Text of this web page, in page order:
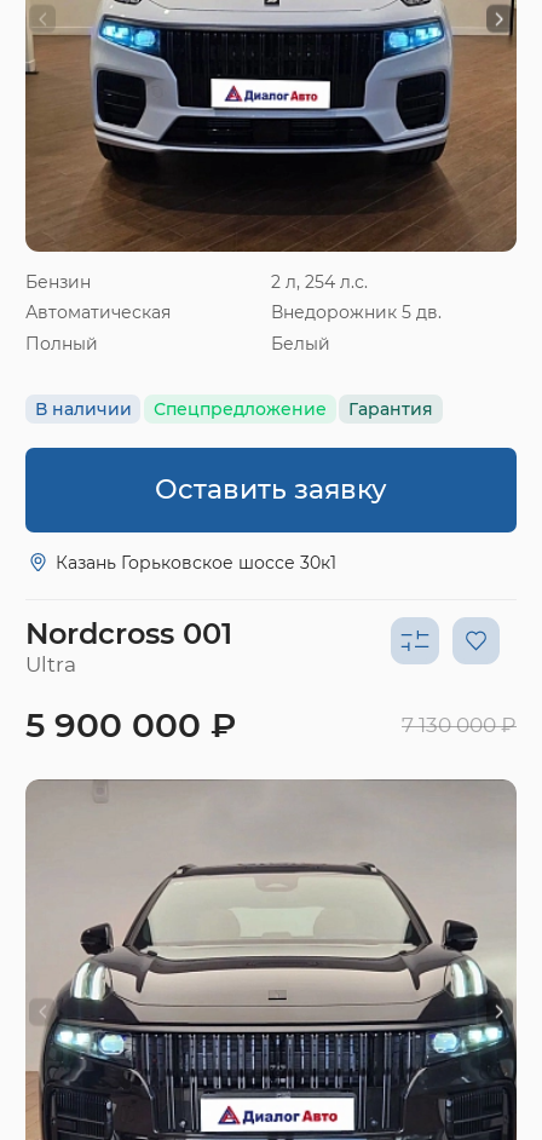
Бензин
2 л, 254 л.с.
Автоматическая
Внедорожник 5 дв.
Полный
Белый
В наличии Спецпредложение Гарантия
Оставить заявку
Казань Горьковское шоссе 30к1
Nordcross 001
Ultra
5 900 000 ₽ 7 130 000 ₽